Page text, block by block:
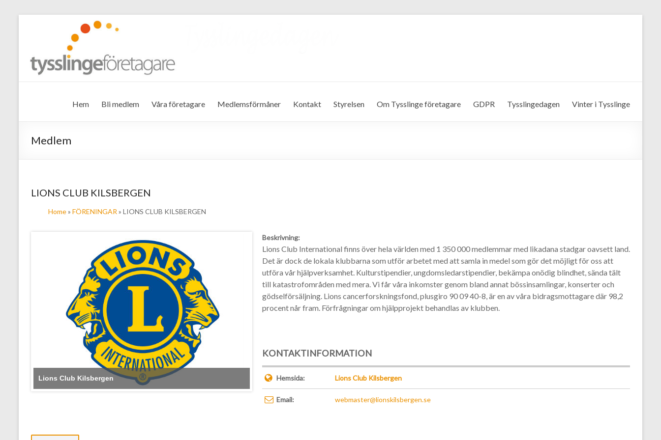
Tysslinge företagare
Hem Bli medlem Våra företagare Medlemsförmåner Kontakt Styrelsen Om Tysslinge företagare GDPR Tysslingedagen Vinter i Tysslinge
Medlem
LIONS CLUB KILSBERGEN
Home» FÖRENINGAR » LIONS CLUB KILSBERGEN
Lions Club Kilsbergen
Beskrivning:
Lions Club International finns över hela världen med 1 350 000 medlemmar med likadana stadgar oavsett land.
Det är dock de lokala klubbarna som utför arbetet med att samla in medel som gör det möjligt för oss att
utföra vår hjälpverksamhet. Kulturstipendier, ungdomsledarstipendier, bekämpa onödig blindhet, sända tält
till katastrofområden med mera. Vi får våra inkomster genom bland annat bössinsamlingar, konserter och
gödselförsäljning. Lions cancerforskningsfond, plusgiro 90 09 40-8, är en av våra bidragsmottagare där 98,2
procent når fram. Förfrågningar om hjälpprojekt behandlas av klubben.
KONTAKTINFORMATION
Hemsida: Lions Club Kilsbergen
Email: webmaster@lionskilsbergen.se